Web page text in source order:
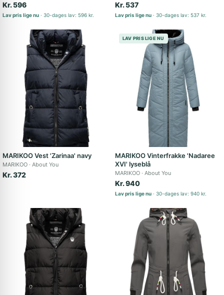
Kr. 596
Lav pris lige nu 30-dages lav: 596 kr.
Kr. 537
Lav pris lige nu 30-dages lav: 537 kr.
MARIKOO Vest 'Zarinaa' navy
MARIKOO About You
Kr. 372
LAV PRIS LIGE NU
MARIKOO Vinterfrakke 'Nadaree
XVI' lyseblå
MARIKOO About You
Kr. 940
Lav pris lige nu 30-dages lav: 940 kr.